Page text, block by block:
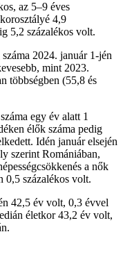
az 5–9 éves
4,9
5,2 százalékos volt.
2024. január 1-jén
mint 2023.
többségben (55,8 és
egy év alatt 1
élők száma pedig
Idén január elsején
szerint Romániában,
a nők
0,5 százalékos volt.
42,5 év volt, 0,3 évvel
életkor 43,2 év volt,